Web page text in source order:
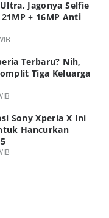
Jagonya Selfie
+ 16MP Anti
Terbaru? Nih,
Tiga Keluarga
Sony Xperia X Ini
Hancurkan